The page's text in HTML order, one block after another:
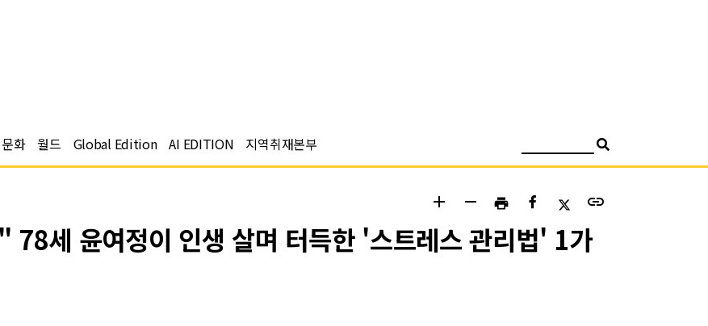
문화 월드 Global Edition AI EDITION 지역취재본부
add remove print link
78세 윤여정이 인생 살며 터득한 '스트레스 관리법' 1가